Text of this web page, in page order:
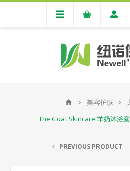
美容护肤
The Goat Skincare 羊奶沐浴
PREVIOUS PRODUCT